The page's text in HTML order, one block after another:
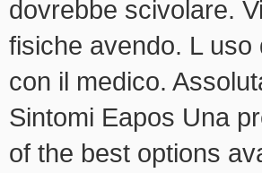
dovrebbe scivolare.
fisiche avendo. L
con il medico.
Sintomi Eapos Una
of the best options